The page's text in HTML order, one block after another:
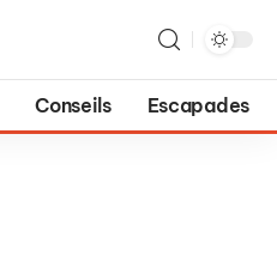
Conseils Escapades